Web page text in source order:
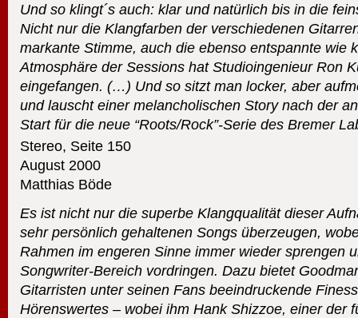
Und so klingt´s auch: klar und natürlich bis in die
Nicht nur die Klangfarben der verschiedenen
markante Stimme, auch die ebenso entspannte wie
Atmosphäre der Sessions hat Studioingenieur Ron
eingefangen. (…) Und so sitzt man locker, aber
und lauscht einer melancholischen Story nach der
Start für die neue “Roots/Rock”-Serie des Bremer
Stereo, Seite 150
August 2000
Matthias Böde
Es ist nicht nur die superbe Klangqualität dieser
sehr persönlich gehaltenen Songs überzeugen,
Rahmen im engeren Sinne immer wieder sprengen
Songwriter-Bereich vordringen. Dazu bietet
Gitarristen unter seinen Fans beeindruckende
Hörenswertes – wobei ihm Hank Shizzoe, einer der